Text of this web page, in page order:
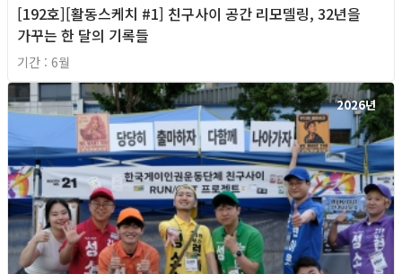
[192호][활동스케치 #1] 친구사이 공간 리모델링, 32년을
가꾸는 한 달의 기록들
기간 : 6월
2026년